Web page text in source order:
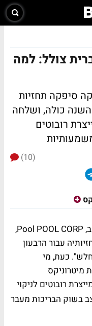
צולל: למה
סיפקה תחזיות
כולה, ושלחה
רובוטים
(10)
יצרנית הבריכות הגדולה ביותר בארה"ב, Pool POOL CORP,
עבור הרבעון
כעת, מי
רובוטים לניקוי
בשוק הבריכות מעבר